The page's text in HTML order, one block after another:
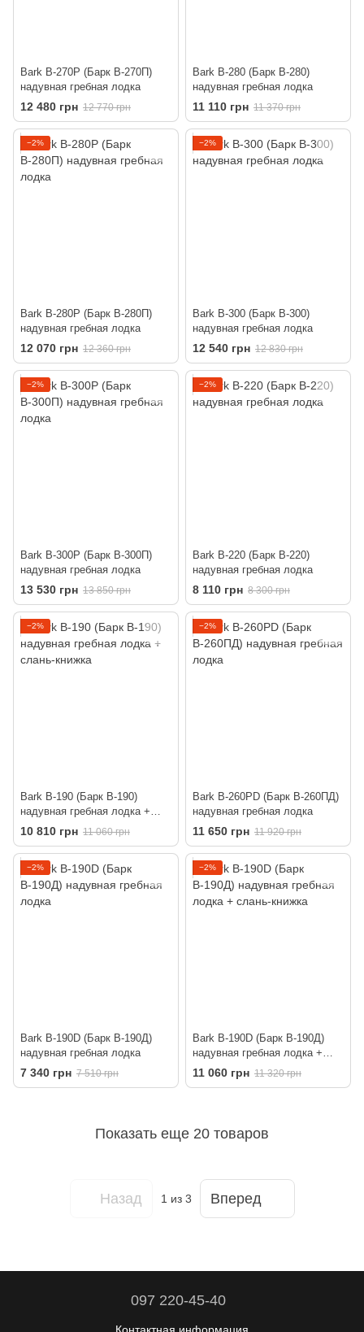
Bark B-270P (Барк В-270П)
надувная гребная лодка
12 480 грн 12 770 грн
Bark B-280 (Барк В-280)
надувная гребная лодка
11 110 грн 11 370 грн
−2%
Bark B-280P (Барк В-280П)
надувная гребная лодка
12 070 грн 12 360 грн
−2%
Bark B-300 (Барк В-300)
надувная гребная лодка
12 540 грн 12 830 грн
−2%
Bark B-300P (Барк В-300П)
надувная гребная лодка
13 530 грн 13 850 грн
−2%
Bark B-220 (Барк В-220)
надувная гребная лодка
8 110 грн 8 300 грн
−2%
Bark B-190 (Барк В-190)
надувная гребная лодка +
слань-книжка
10 810 грн 11 060 грн
−2%
Bark B-260PD (Барк В-260ПД)
надувная гребная лодка
11 650 грн 11 920 грн
−2%
Bark B-190D (Барк В-190Д)
надувная гребная лодка
7 340 грн 7 510 грн
−2%
Bark B-190D (Барк В-190Д)
надувная гребная лодка +
слань-книжка
11 060 грн 11 320 грн
Показать еще 20 товаров
Назад 1 из 3 Вперед
097 220-45-40
Контактная информация